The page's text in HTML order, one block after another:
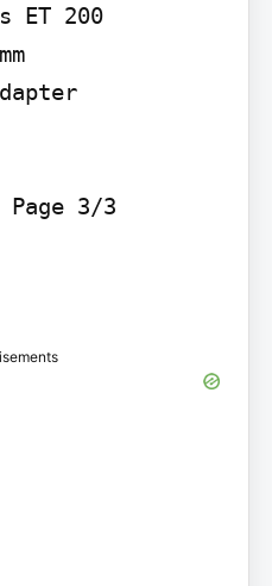
ET 200
Page 3/3